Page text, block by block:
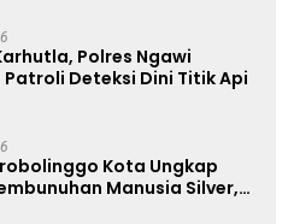
Polres Ngawi
Patroli Deteksi Dini Titik Api
Kota Ungkap
Manusia Silver,